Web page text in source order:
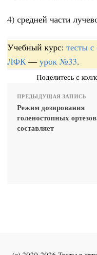
4) средней части
Учебный курс: тесты с
ЛФК — урок №33.
Поделитесь с
ПРЕДЫДУЩАЯ ЗАПИСЬ
Режим дозирования
голеностопных ортезов
составляет